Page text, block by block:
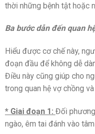
thời những bệnh tật hoặc
Ba bước dẫn đến quan
Hiểu được cơ chế này,
đoạn đầu để không dễ
Điều này cũng giúp cho
trong quan hệ vợ chồng
* Giai đoạn 1: Đối
ngào, êm tai đánh vào